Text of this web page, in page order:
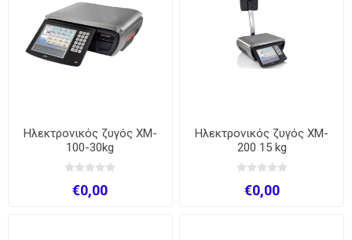
Ηλεκτρονικός ζυγός XM-
100-30kg
€0,00
Ηλεκτρονικός ζυγός XM-
200 15 kg
€0,00